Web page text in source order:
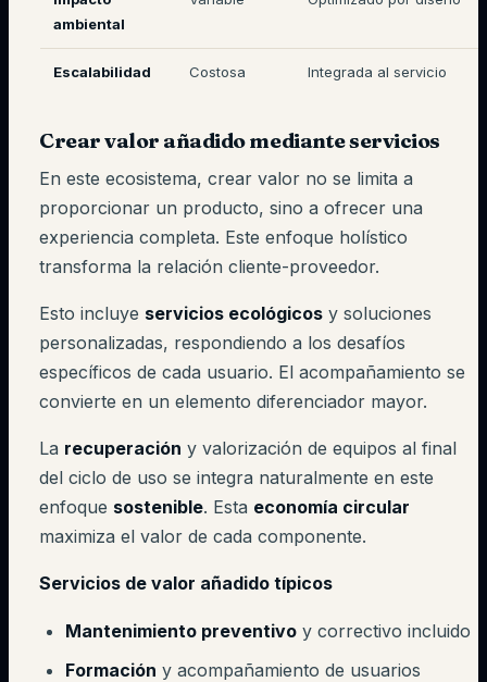
ambiental
Escalabilidad Costosa Integrada al servicio
Crear valor añadido mediante servicios
En este ecosistema, crear valor no se limita a
proporcionar un producto, sino a ofrecer una
experiencia completa. Este enfoque holístico
transforma la relación cliente-proveedor.
Esto incluye servicios ecológicos y soluciones
personalizadas, respondiendo a los desafíos
específicos de cada usuario. El acompañamiento se
convierte en un elemento diferenciador mayor.
La recuperación y valorización de equipos al final
del ciclo de uso se integra naturalmente en este
enfoque sostenible. Esta economía circular
maximiza el valor de cada componente.
Servicios de valor añadido típicos
Mantenimiento preventivo y correctivo incluido
Formación y acompañamiento de usuarios